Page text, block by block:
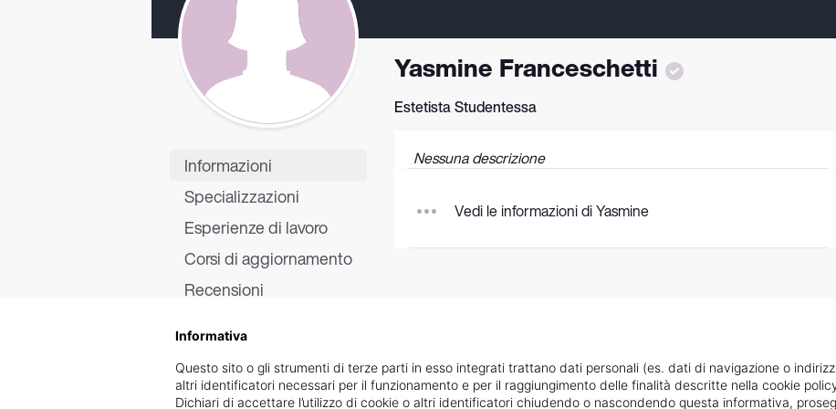
Informazioni
Specializzazioni
Esperienze di lavoro
Corsi di aggiornamento
Recensioni
Yasmine Franceschetti
Estetista Studentessa
Nessuna descrizione
Vedi le informazioni di Yasmine
Informativa
Questo sito o gli strumenti di terze parti in esso integrati trattano dati personali (es. dati di navigazione o
altri identificatori necessari per il funzionamento e per il raggiungimento delle finalità descritte nella cookie
Dichiari di accettare l’utilizzo di cookie o altri identificatori chiudendo o nascondendo questa informativa,